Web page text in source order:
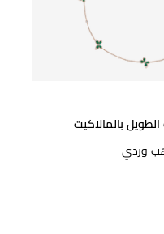
بالمالاكيت
وردي